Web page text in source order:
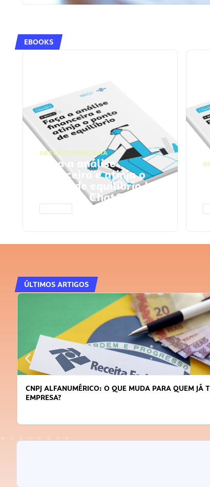
EBOOKS
GESTÃO FINANCEIRA
Faça a análise
financeira e atinja o
ponto de equilíbrio |
Prompts ChatGPT
ÚLTIMOS ARTIGOS
DICAS PARA OBTER CRÉDITO